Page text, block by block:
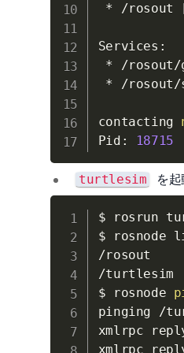
* /rosout
Services:
* /rosout/
* /rosout/
contacting
Pid:
18715
turtlesim を
$ rosrun
$ rosnode
/rosout
/turtlesim
$ rosnode
pinging /
xmlrpc
xmlrpc